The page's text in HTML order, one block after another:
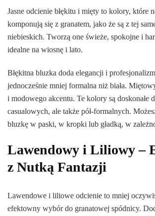
Jasne odcienie błękitu i mięty to kolory, które
komponują się z granatem, jako że są z tej
niebieskich. Tworzą one świeże, spokojne i
idealne na wiosnę i lato.
Błękitna bluzka doda elegancji i
jednocześnie mniej formalna niż biała.
i modowego akcentu. Te kolory są doskonałe
casualowych, ale także pół-formalnych.
bluzkę w paski, w kropki lub gładką, w
Lawendowy i Liliowy –
z Nutką Fantazji
Lawendowe i liliowe odcienie to mniej
efektowny wybór do granatowej spódnicy.